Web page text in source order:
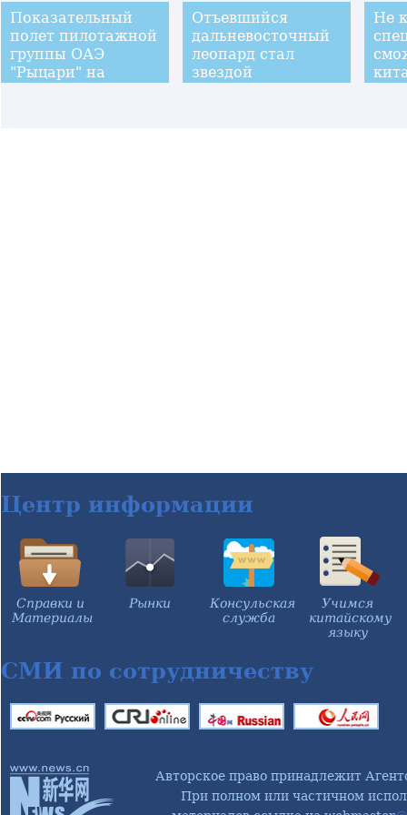
Показательный
полет пилотажной
группы ОАЭ
"Рыцари" на
Отъевшийся
дальневосточный
леопард стал
звездой
Не
Центр информации
Справки и
Материалы
Рынки
Консульская
служба
Учимся
китайскому
языку
СМИ по сотрудничеству
Авторское право принадлежит
При полном или частичном